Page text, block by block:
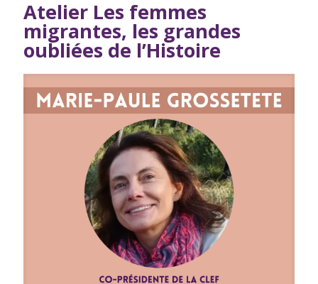
Atelier Les femmes
migrantes, les grandes
oubliées de l’Histoire